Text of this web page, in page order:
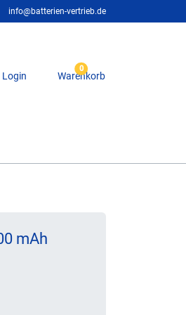
info@batterien-vertrieb.de
Login
0
Warenkorb
mAh